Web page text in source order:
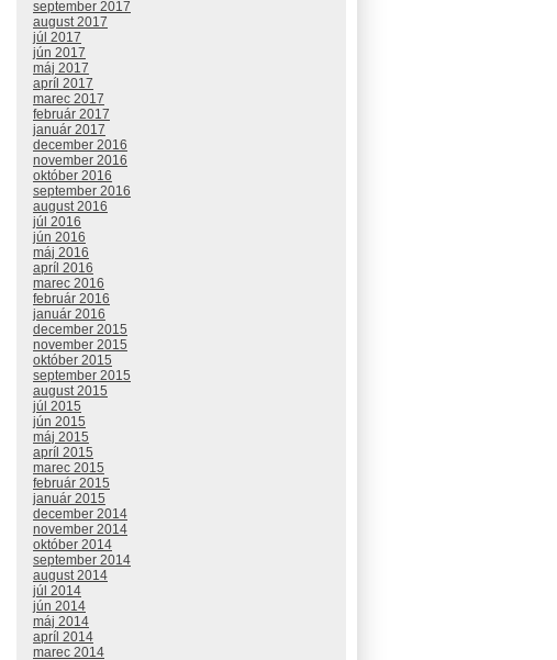
september 2017
august 2017
júl 2017
jún 2017
máj 2017
apríl 2017
marec 2017
február 2017
január 2017
december 2016
november 2016
október 2016
september 2016
august 2016
júl 2016
jún 2016
máj 2016
apríl 2016
marec 2016
február 2016
január 2016
december 2015
november 2015
október 2015
september 2015
august 2015
júl 2015
jún 2015
máj 2015
apríl 2015
marec 2015
február 2015
január 2015
december 2014
november 2014
október 2014
september 2014
august 2014
júl 2014
jún 2014
máj 2014
apríl 2014
marec 2014